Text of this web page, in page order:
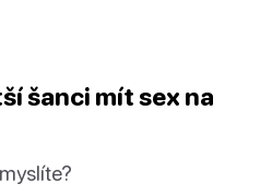
šanci mít sex na